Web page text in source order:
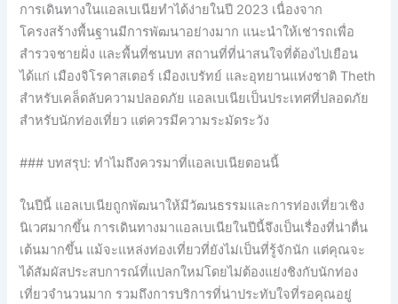
การเดินทางในแอลเบเนียทำได้ง่ายในปี 2023 เนื่องจาก
โครงสร้างพื้นฐานมีการพัฒนาอย่างมาก แนะนำให้เช่ารถเพื่อ
สำรวจชายฝั่ง และพื้นที่ชนบท สถานที่ที่น่าสนใจที่ต้องไปเยือน
ได้แก่ เมืองจิโรคาสเตอร์ เมืองเบรัทย์ และอุทยานแห่งชาติ Theth
สำหรับเคล็ดลับความปลอดภัย แอลเบเนียเป็นประเทศที่ปลอดภัย
สำหรับนักท่องเที่ยว แต่ควรมีความระมัดระวัง
### บทสรุป: ทำไมถึงควรมาที่แอลเบเนียตอนนี้
ในปีนี้ แอลเบเนียถูกพัฒนาให้มีวัฒนธรรมและการท่องเที่ยวเชิง
นิเวศมากขึ้น การเดินทางมาแอลเบเนียในปีนี้จึงเป็นเรื่องที่น่าตื่น
เต้นมากขึ้น แม้จะแหล่งท่องเที่ยวที่ยังไม่เป็นที่รู้จักนัก แต่คุณจะ
ได้สัมผัสประสบการณ์ที่แปลกใหม่โดยไม่ต้องแย่งชิงกับนักท่อง
เที่ยวจำนวนมาก รวมถึงการบริการที่น่าประทับใจที่รอคุณอยู่